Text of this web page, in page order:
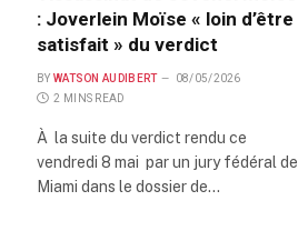
: Joverlein Moïse « loin d’être
satisfait » du verdict
BY WATSON AUDIBERT
08/05/2026
2 MINS READ
À la suite du verdict rendu ce
vendredi 8 mai par un jury fédéral de
Miami dans le dossier de…